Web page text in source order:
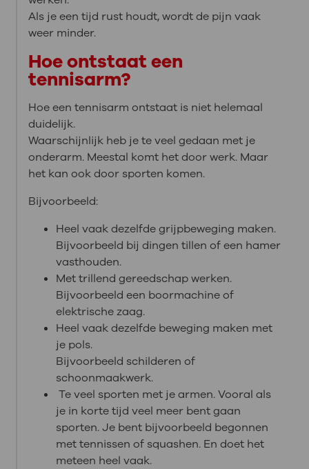
Als je een tijd rust houdt, wordt de pijn vaak
weer minder.
Hoe ontstaat een
tennisarm?
Hoe een tennisarm ontstaat is niet helemaal
duidelijk.
Waarschijnlijk heb je te veel gedaan met je
onderarm. Meestal komt het door werk. Maar
het kan ook door sporten komen.
Bijvoorbeeld:
Heel vaak dezelfde grijpbeweging maken.
Bijvoorbeeld bij dingen tillen of een hamer
vasthouden.
Met trillend gereedschap werken.
Bijvoorbeeld een boormachine of
elektrische zaag.
Heel vaak dezelfde beweging maken met
je pols.
Bijvoorbeeld schilderen of
schoonmaakwerk.
Te veel sporten met je armen. Vooral als
je in korte tijd veel meer bent gaan
sporten. Je bent bijvoorbeeld begonnen
met tennissen of squashen. En doet het
meteen heel vaak.